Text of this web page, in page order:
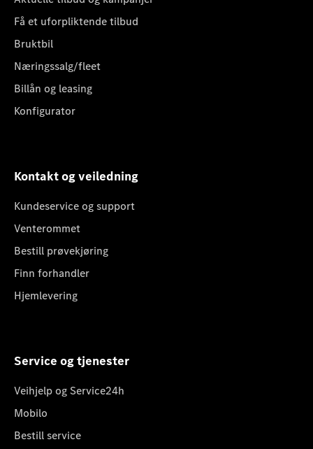
Få et uforpliktende tilbud
Bruktbil
Næringssalg/fleet
Billån og leasing
Konfigurator
Kontakt og veiledning
Kundeservice og support
Venterommet
Bestill prøvekjøring
Finn forhandler
Hjemlevering
Service og tjenester
Veihjelp og Service24h
Mobilo
Bestill service